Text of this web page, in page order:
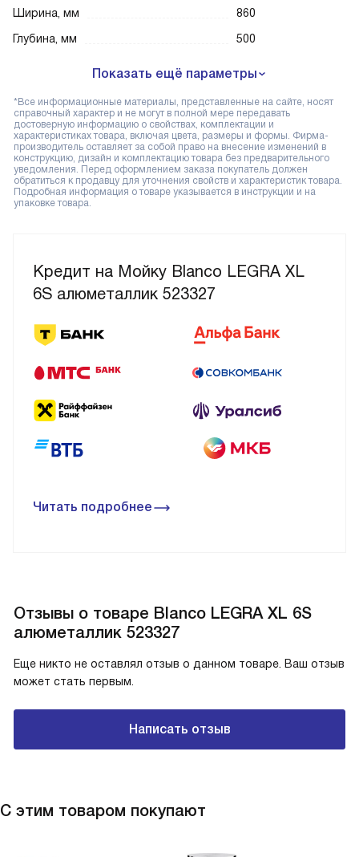
Кредит на Мойку Blanco LEGRA XL
6S алюметаллик 523327
Читать подробнее
Ширина, мм
860
Глубина, мм
500
Показать ещё параметры
*Все информационные материалы, представленные на сайте, носят
справочный характер и не могут в полной мере передавать
достоверную информацию о свойствах, комплектации и
характеристиках товара, включая цвета, размеры и формы. Фирма-
производитель оставляет за собой право на внесение изменений в
конструкцию, дизайн и комплектацию товара без предварительного
уведомления. Перед оформлением заказа покупатель должен
обратиться к продавцу для уточнения свойств и характеристик товара.
Подробная информация о товаре указывается в инструкции и на
упаковке товара.
Отзывы о товаре Blanco LEGRA XL 6S
алюметаллик 523327
Еще никто не оставлял отзыв о данном товаре. Ваш отзыв
может стать первым.
Написать отзыв
С этим товаром покупают